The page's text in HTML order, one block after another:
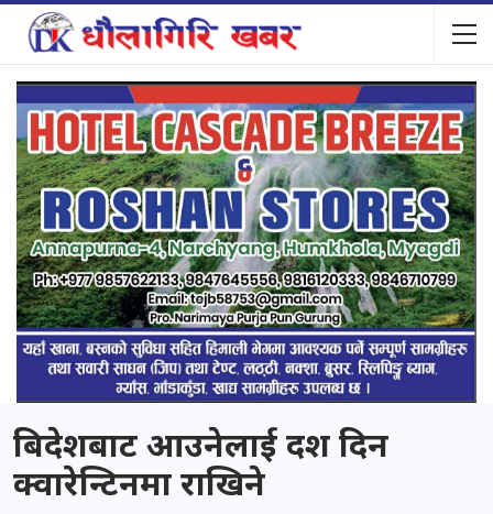
बिदेशबाट आउनेलाई दश दिन
क्वारेन्टिनमा राखिने